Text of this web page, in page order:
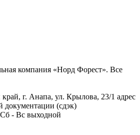
компания «Норд Форест». Все
г. Анапа, ул. Крылова, 23/1 адрес
документации (сдэк)
- Вс выходной